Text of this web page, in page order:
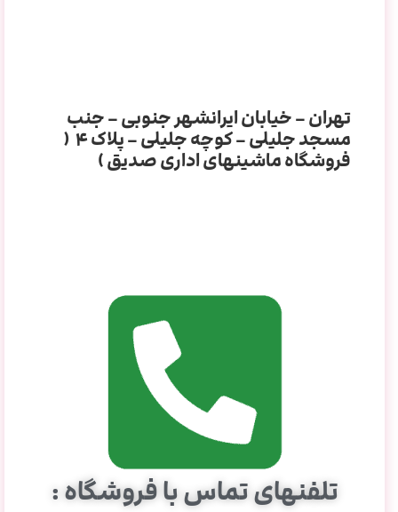
تهران – خیابان ایرانشهر جنوبی – جنب
مسجد جلیلی – کوچه جلیلی – پلاک ۴ (
فروشگاه ماشینهای اداری صدیق )
تلفنهای تماس با فروشگاه :